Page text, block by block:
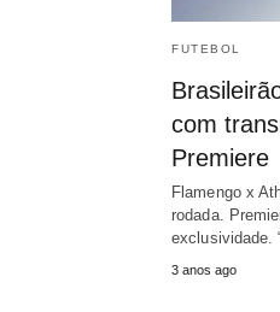
FUTEBOL
com
Premiere
Flamengo x
rodada.
exclusividade.
3 anos ago